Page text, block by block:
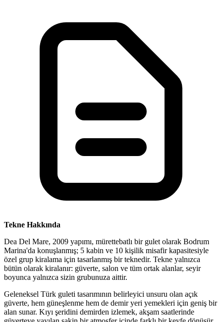
Tekne Hakkında
Dea Del Mare, 2009 yapımı, mürettebatlı bir gulet olarak Bodrum
Marina'da konuşlanmış; 5 kabin ve 10 kişilik misafir kapasitesiyle
özel grup kiralama için tasarlanmış bir teknedir. Tekne yalnızca
bütün olarak kiralanır: güverte, salon ve tüm ortak alanlar, seyir
boyunca yalnızca sizin grubunuza aittir.
Geleneksel Türk guleti tasarımının belirleyici unsuru olan açık
güverte, hem güneşlenme hem de demir yeri yemekleri için geniş bir
alan sunar. Kıyı şeridini demirden izlemek, akşam saatlerinde